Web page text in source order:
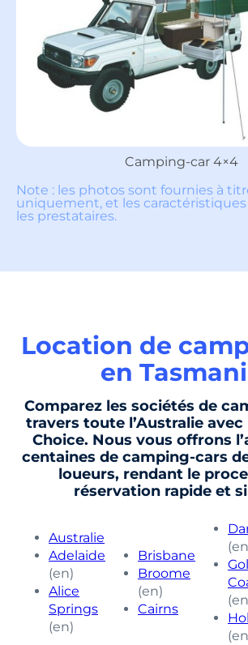
Camping-car 4×4
Note : les photos sont fournies à
uniquement, et les
les prestataires.
Location de
en
Comparez les sociétés de
travers toute l’Australie
Choice. Nous vous offrons
centaines de camping-cars
loueurs, rendant le
réservation rapide et
Australie
Adelaide
(en)
Alice
Springs
(en)
Brisbane
Broome
(en)
Cairns